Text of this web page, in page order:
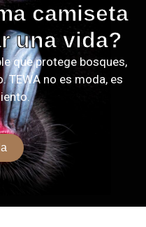
camiseta
una vida?
que protege bosques,
TEWA no es moda, es